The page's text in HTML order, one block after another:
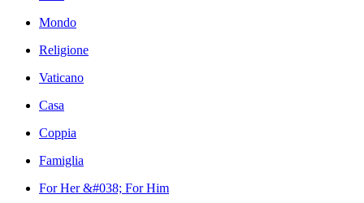
Mondo
Religione
Vaticano
Casa
Coppia
Famiglia
For Her &#038; For Him